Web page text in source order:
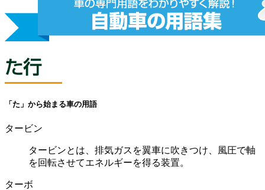
「た」から始まる車の用語
タービン
タービンとは、排気ガスを翼車に吹きつけ、風圧で軸
を回転させてエネルギーを得る装置。
ターボ